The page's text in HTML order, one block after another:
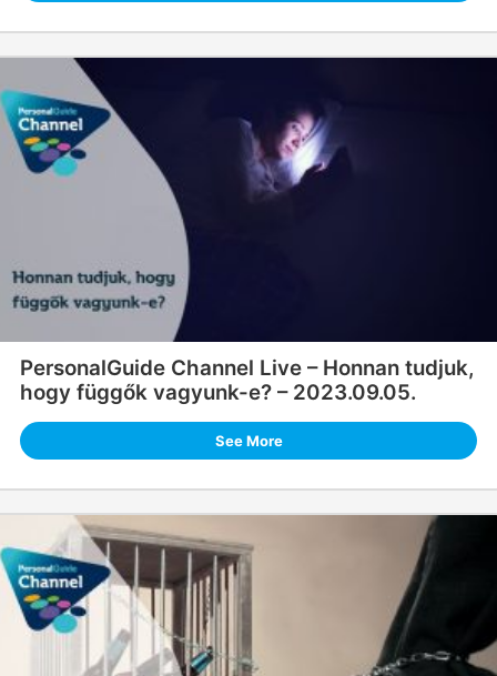
PersonalGuide Channel Live – Honnan tudjuk,
hogy függők vagyunk-e? – 2023.09.05.
See More